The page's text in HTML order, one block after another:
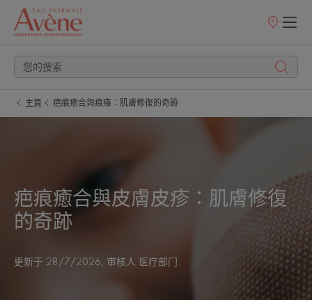
銷
主頁 疤痕癒合與痕癢：肌膚修復的奇跡
疤痕癒合與皮膚皮疹：肌膚修復
的奇跡
更新于 28/7/2026 , 审核人 医疗部门